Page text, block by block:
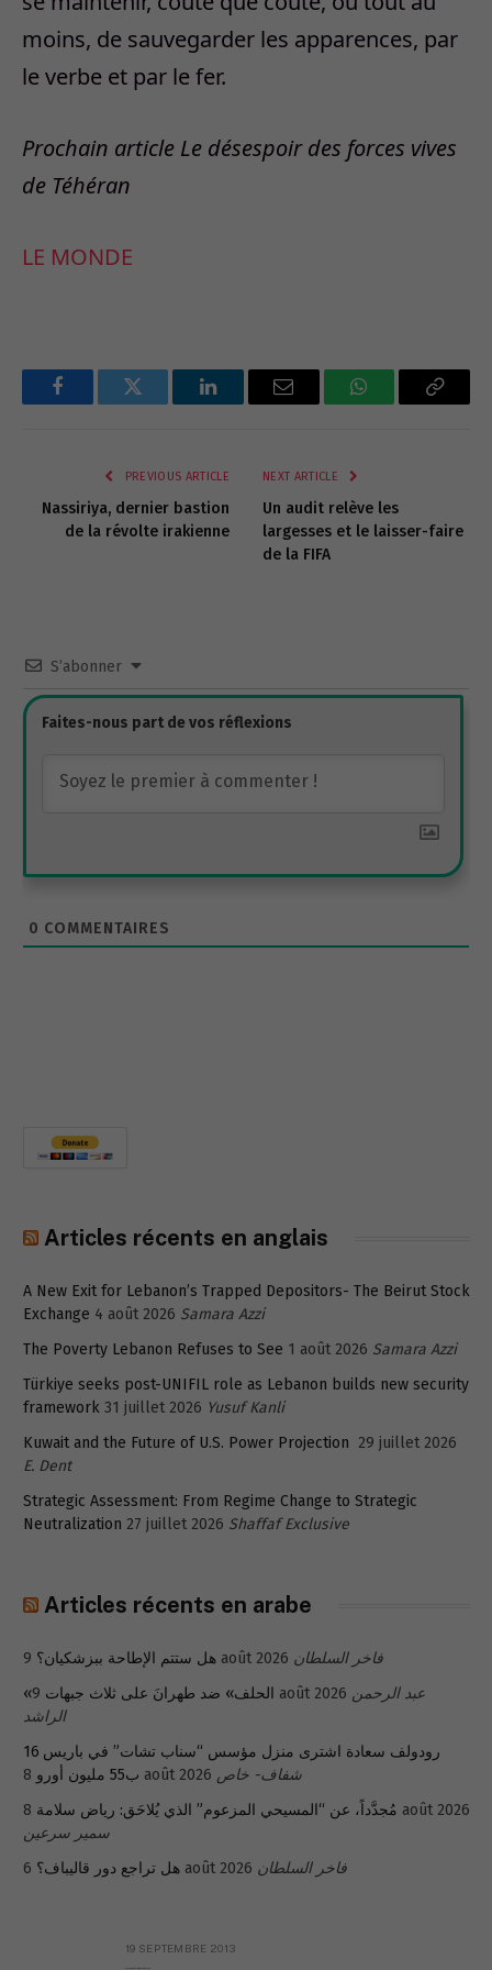
moins, de sauvegarder les apparences, par
le verbe et par le fer.
Prochain article Le désespoir des forces vives
de Téhéran
LE MONDE
FacebookTwitter LinkedInEmail WhatsAppCopy
PREVIOUS ARTICLE
Nassiriya, dernier bastion
de la révolte irakienne
NEXT ARTICLE
Un audit relève les
largesses et le laisser-faire
de la FIFA
S’abonner
0 COMMENTAIRES
Articles récents en anglais
A New Exit for Lebanon’s Trapped Depositors- The Beirut Stock
Exchange 4 août 2026 Samara Azzi
The Poverty Lebanon Refuses to See 1 août 2026 Samara Azzi
Türkiye seeks post-UNIFIL role as Lebanon builds new security
framework 31 juillet 2026 Yusuf Kanli
Kuwait and the Future of U.S. Power Projection 29 juillet 2026
E. Dent
Strategic Assessment: From Regime Change to Strategic
Neutralization 27 juillet 2026 Shaffaf Exclusive
Articles récents en arabe
هل ستتم الإطاحة ببزشكيان؟ 9 août 2026 فاخر السلطان
«الحلف» ضد طهرانَ على ثلاث جبهات 9 août 2026 عبد الرحمن
الراشد
رودولف سعادة اشترى منزل مؤسس “سناب تشات” في باريس 16
ب55 مليون أورو 8 août 2026 شفاف- خاص
مُجدَّداً، عن “المسيحي المزعوم” الذي يُلاحَق: رياض سلامة 8 août 2026
سمير سرعين
هل تراجع دور قاليباف؟ 6 août 2026 فاخر السلطان
19 SEPTEMBRE 2013